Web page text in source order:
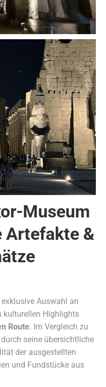
Museum
Artefakte &
Auswahl an
kulturellen Highlights
Route. Im Vergleich zu
seine übersichtliche
der ausgestellten
und Fundstücke aus